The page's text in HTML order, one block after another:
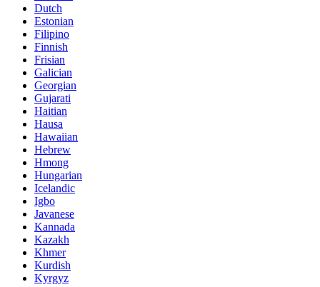
Dutch
Estonian
Filipino
Finnish
Frisian
Galician
Georgian
Gujarati
Haitian
Hausa
Hawaiian
Hebrew
Hmong
Hungarian
Icelandic
Igbo
Javanese
Kannada
Kazakh
Khmer
Kurdish
Kyrgyz